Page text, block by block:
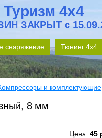
Туризм 4x4
ЗАКРЫТ с
снаряжение Тюнинг 4х4
и комплектующие
8 мм
Цена: 45